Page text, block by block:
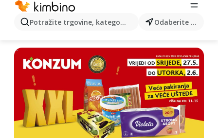
Potražite trgovine, kategorije, proizvode... Odaberite grad